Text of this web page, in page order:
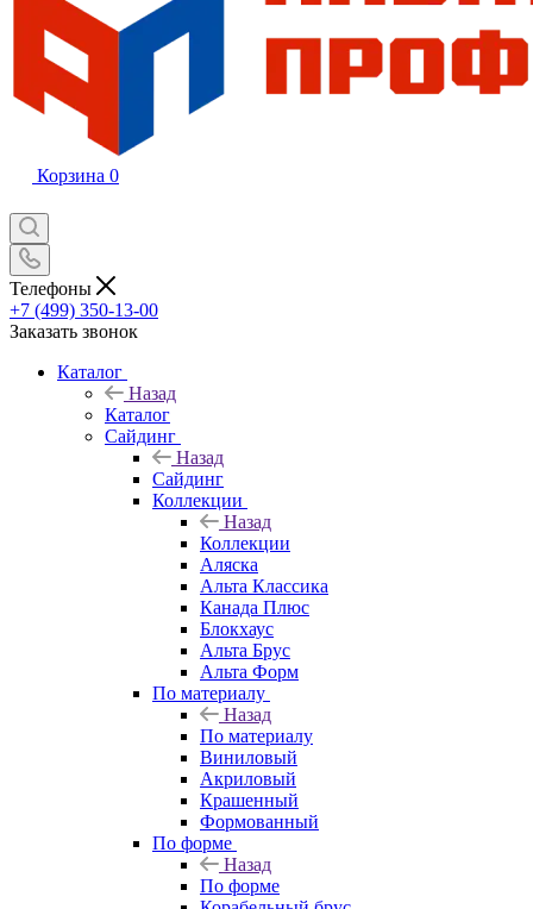
Корзина 0
Телефоны
+7 (499) 350-13-00
Заказать звонок
Каталог
Назад
Каталог
Сайдинг
Назад
Сайдинг
Коллекции
Назад
Коллекции
Аляска
Альта Классика
Канада Плюс
Блокхаус
Альта Брус
Альта Форм
По материалу
Назад
По материалу
Виниловый
Акриловый
Крашенный
Формованный
По форме
Назад
По форме